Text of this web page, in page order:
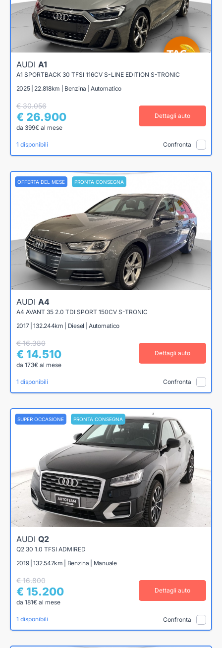
AUDI A1
A1 SPORTBACK 30 TFSI 116CV S-LINE EDITION S-TRONIC
2025 | 22.818km | Benzina | Automatico
€ 30.056
€ 26.900
da 399€ al mese
Dettagli auto
1 disponibili Confronta
OFFERTA DEL MESE PRONTA CONSEGNA
AUDI A4
A4 AVANT 35 2.0 TDI SPORT 150CV S-TRONIC
2017 | 132.244km | Diesel | Automatico
€ 16.380
€ 14.510
da 173€ al mese
Dettagli auto
1 disponibili Confronta
SUPER OCCASIONE PRONTA CONSEGNA
AUDI Q2
Q2 30 1.0 TFSI ADMIRED
2019 | 132.547km | Benzina | Manuale
€ 16.800
€ 15.200
da 181€ al mese
Dettagli auto
1 disponibili Confronta